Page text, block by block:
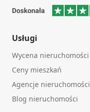
Usługi
Wycena nieruchomości
Ceny mieszkań
Agencje nieruchomości
Blog nieruchomości